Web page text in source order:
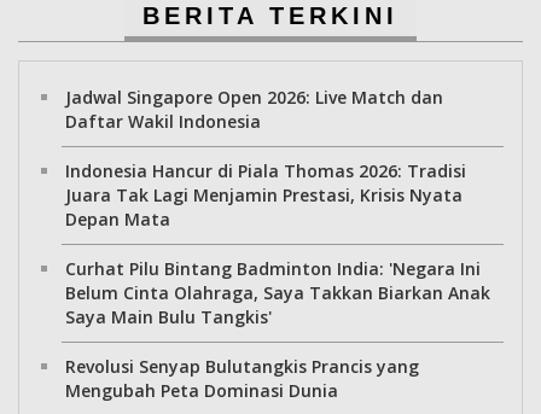
BERITA TERKINI
Jadwal Singapore Open 2026: Live Match dan
Daftar Wakil Indonesia
Indonesia Hancur di Piala Thomas 2026: Tradisi
Juara Tak Lagi Menjamin Prestasi, Krisis Nyata
Depan Mata
Curhat Pilu Bintang Badminton India: 'Negara Ini
Belum Cinta Olahraga, Saya Takkan Biarkan Anak
Saya Main Bulu Tangkis'
Revolusi Senyap Bulutangkis Prancis yang
Mengubah Peta Dominasi Dunia